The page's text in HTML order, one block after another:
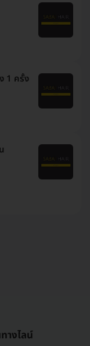
1 ครั้ง
งไลน์